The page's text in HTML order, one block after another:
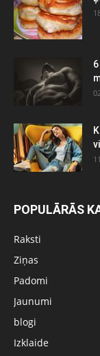
POPULĀRĀS
Raksti
Ziņas
Padomi
Jaunumi
blogi
Izklaide